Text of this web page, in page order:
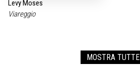
Levy Moses
Viareggio
MOSTRA TUTTE